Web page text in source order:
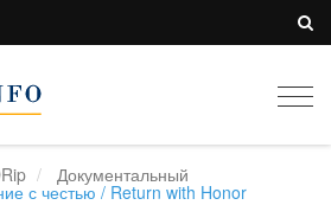
Документальный
с честью / Return with Honor